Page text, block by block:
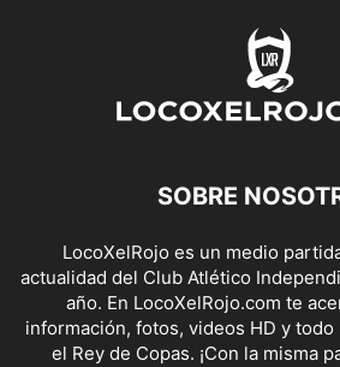
SOBRE
LocoXelRojo es un medio
actualidad del Club Atlético
año. En LocoXelRojo.com te
información, fotos, videos HD y
el Rey de Copas. ¡Con la misma